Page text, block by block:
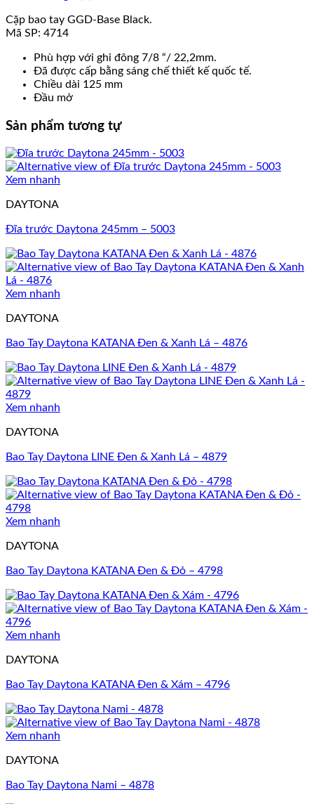
Cặp bao tay GGD-Base Black.
Mã SP: 4714
Phù hợp với ghi đông 7/8 “/ 22,2mm.
Đã được cấp bằng sáng chế thiết kế quốc tế.
Chiều dài 125 mm
Đầu mở
Sản phẩm tương tự
Xem nhanh
DAYTONA
Đĩa trước Daytona 245mm – 5003
Xem nhanh
DAYTONA
Bao Tay Daytona KATANA Đen & Xanh Lá – 4876
Xem nhanh
DAYTONA
Bao Tay Daytona LINE Đen & Xanh Lá – 4879
Xem nhanh
DAYTONA
Bao Tay Daytona KATANA Đen & Đỏ – 4798
Xem nhanh
DAYTONA
Bao Tay Daytona KATANA Đen & Xám – 4796
Xem nhanh
DAYTONA
Bao Tay Daytona Nami – 4878